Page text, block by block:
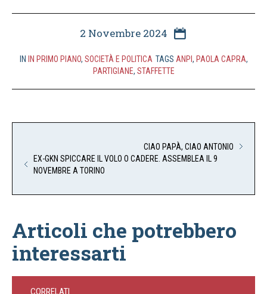
2 Novembre 2024
IN IN PRIMO PIANO, SOCIETÀ E POLITICA TAGS ANPI , PAOLA CAPRA,
PARTIGIANE, STAFFETTE
CIAO PAPÀ, CIAO ANTONIO
EX-GKN SPICCARE IL VOLO O CADERE. ASSEMBLEA IL 9
NOVEMBRE A TORINO
Articoli che potrebbero
interessarti
CORRELATI